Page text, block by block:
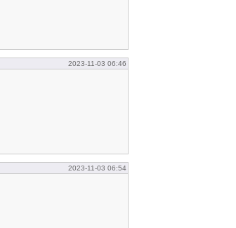
2023-11-03 06:46
2023-11-03 06:54